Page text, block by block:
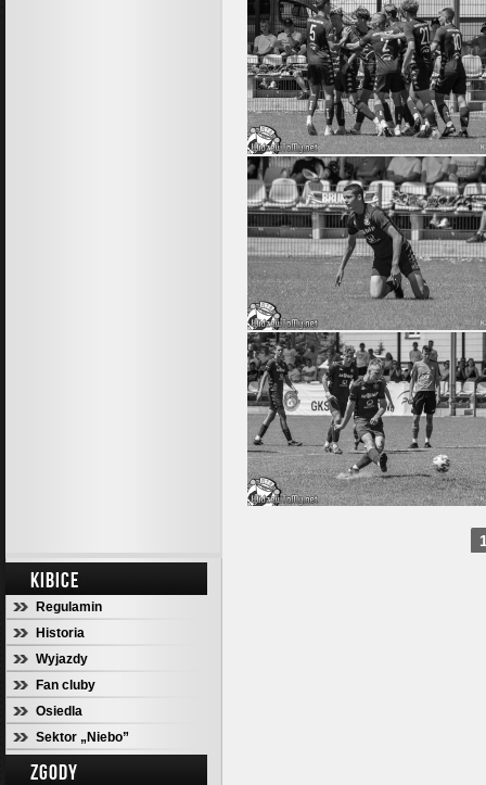
KIBICE
Regulamin
Historia
Wyjazdy
Fan cluby
Osiedla
Sektor „Niebo”
ZGODY